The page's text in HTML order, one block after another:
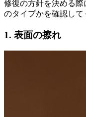
修復の方針を決める
のタイプかを確認して
1. 表面の擦れ